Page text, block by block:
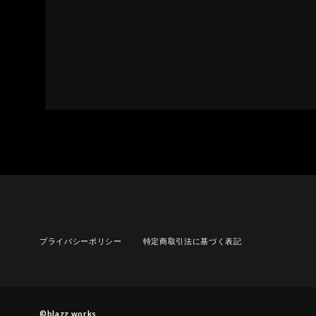
プライバシーポリシー 特定商取引法に基づく表記
©︎blazz works